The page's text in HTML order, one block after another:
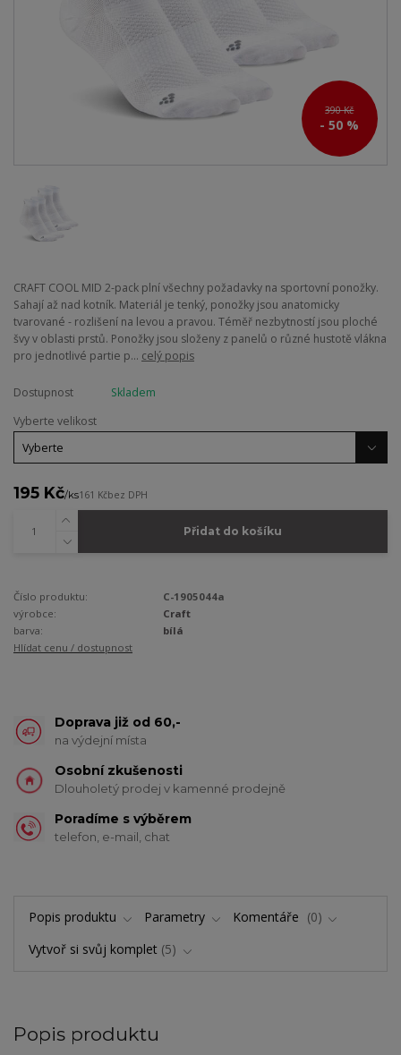
390 Kč
- 50 %
CRAFT COOL MID 2-pack plní všechny požadavky na sportovní ponožky.
Sahají až nad kotník. Materiál je tenký, ponožky jsou anatomicky
tvarované - rozlišení na levou a pravou. Téměř nezbytností jsou ploché
švy v oblasti prstů. Ponožky jsou složeny z panelů o různé hustotě vlákna
pro jednotlivé partie p... celý popis
Dostupnost
Skladem
Vyberte velikost
195 Kč/ks161 Kčbez DPH
Přidat do košíku
Číslo produktu:
C-1905044a
výrobce:
Craft
barva:
bílá
Hlídat cenu / dostupnost
Doprava již od 60,-
na výdejní místa
Osobní zkušenosti
Dlouholetý prodej v kamenné prodejně
Poradíme s výběrem
telefon, e-mail, chat
Popis produktu Parametry Komentáře
0
Vytvoř si svůj komplet 5
Popis produktu